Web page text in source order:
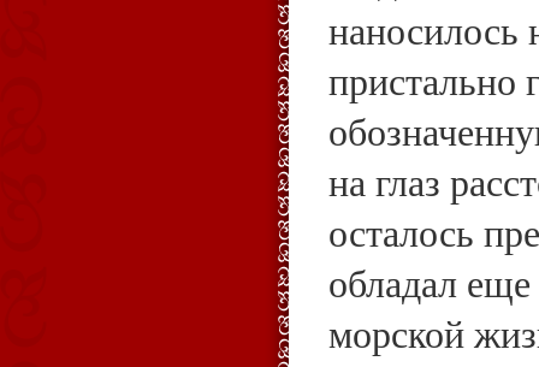
наносилось
пристально
на глаз
осталось
обладал
морской